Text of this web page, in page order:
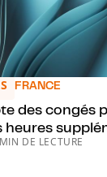
des congés
FRANCE
des congés
heures
DE LECTURE